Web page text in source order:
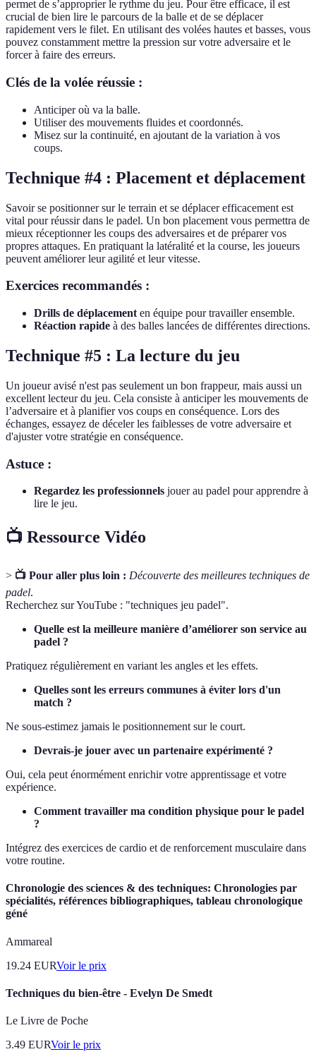
permet de s’approprier le rythme du jeu. Pour être efficace, il est
crucial de bien lire le parcours de la balle et de se déplacer
rapidement vers le filet. En utilisant des volées hautes et basses, vous
pouvez constamment mettre la pression sur votre adversaire et le
forcer à faire des erreurs.
Clés de la volée réussie :
Anticiper où va la balle.
Utiliser des mouvements fluides et coordonnés.
Misez sur la continuité, en ajoutant de la variation à vos
coups.
Technique #4 : Placement et déplacement
Savoir se positionner sur le terrain et se déplacer efficacement est
vital pour réussir dans le padel. Un bon placement vous permettra de
mieux réceptionner les coups des adversaires et de préparer vos
propres attaques. En pratiquant la latéralité et la course, les joueurs
peuvent améliorer leur agilité et leur vitesse.
Exercices recommandés :
Drills de déplacement en équipe pour travailler ensemble.
Réaction rapide à des balles lancées de différentes directions.
Technique #5 : La lecture du jeu
Un joueur avisé n'est pas seulement un bon frappeur, mais aussi un
excellent lecteur du jeu. Cela consiste à anticiper les mouvements de
l’adversaire et à planifier vos coups en conséquence. Lors des
échanges, essayez de déceler les faiblesses de votre adversaire et
d'ajuster votre stratégie en conséquence.
Astuce :
Regardez les professionnels jouer au padel pour apprendre à
lire le jeu.
📺 Ressource Vidéo
> 📺 Pour aller plus loin : Découverte des meilleures techniques de
padel.
Recherchez sur YouTube : "techniques jeu padel".
Quelle est la meilleure manière d’améliorer son service au
padel ?
Pratiquez régulièrement en variant les angles et les effets.
Quelles sont les erreurs communes à éviter lors d'un
match ?
Ne sous-estimez jamais le positionnement sur le court.
Devrais-je jouer avec un partenaire expérimenté ?
Oui, cela peut énormément enrichir votre apprentissage et votre
expérience.
Comment travailler ma condition physique pour le padel
?
Intégrez des exercices de cardio et de renforcement musculaire dans
votre routine.
Chronologie des sciences & des techniques: Chronologies par
spécialités, références bibliographiques, tableau chronologique
géné
Ammareal
19.24 EURVoir le prix
Techniques du bien-être - Evelyn De Smedt
Le Livre de Poche
3.49 EURVoir le prix